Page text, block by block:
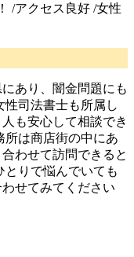
/アクセス良好 /女性
あり、闇金問題にも
司法書士も所属し
も安心して相談でき
所は商店街の中にあ
わせて訪問できると
とりで悩んでいても
せてみてください